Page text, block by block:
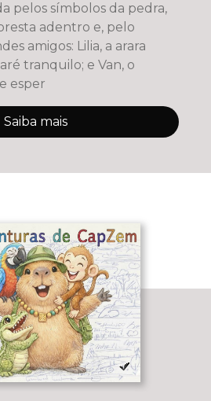
pelos símbolos da pedra,
adentro e, pelo
amigos: Lilia, a arara
tranquilo; e Van, o
esper
Saiba mais